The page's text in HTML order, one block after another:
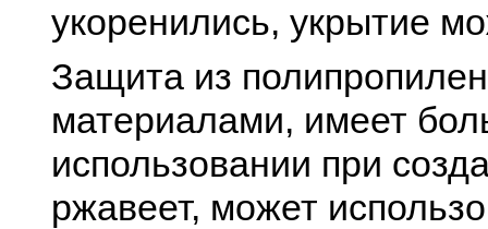
укоренились, укрытие
Защита из
материалами, имеет
использовании при
ржавеет, может